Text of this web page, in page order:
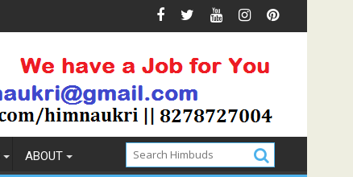
How to Pick the Best Memory Foam Mattress
ABOUT